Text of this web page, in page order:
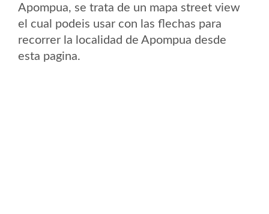
Apompua, se trata de un mapa street view
el cual podeis usar con las flechas para
recorrer la localidad de Apompua desde
esta pagina.